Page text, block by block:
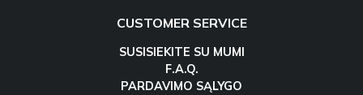
CUSTOMER SERVICE
SUSISIEKITE SU MUMI
F.A.Q.
PARDAVIMO SĄLYGO